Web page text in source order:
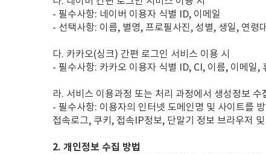
- 필수사항: 네이버 이용자 식별 ID, 이메일
- 선택사항: 이름, 별명, 프로필사진, 성별, 생일, 연령대
다. 카카오(싱크) 간편 로그인 서비스 이용 시
- 필수사항: 카카오 이용자 식별 ID, CI, 이름, 이메일,
라. 서비스 이용과정 또는 처리 과정에서 생성정보
- 필수사항: 이용자의 인터넷 도메인명 및 사이트를
접속로그, 쿠키, 접속IP정보, 단말기 정보 브라우저
2. 개인정보 수집 방법